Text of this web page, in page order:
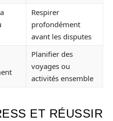
Respirer
profondément
avant les disputes
Planifier des
voyages ou
activités ensemble
ET RÉUSSIR